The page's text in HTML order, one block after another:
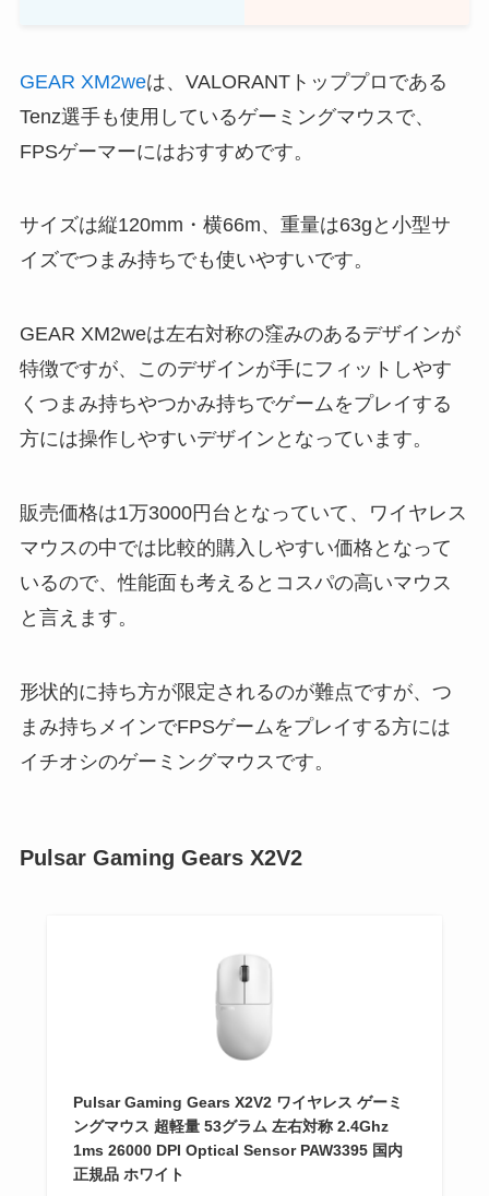
GEAR XM2weは、VALORANTトッププロである
Tenz選手も使用しているゲーミングマウスで、
FPSゲーマーにはおすすめです。
サイズは縦120mm・横66m、重量は63gと小型サ
イズでつまみ持ちでも使いやすいです。
GEAR XM2weは左右対称の窪みのあるデザインが
特徴ですが、このデザインが手にフィットしやす
くつまみ持ちやつかみ持ちでゲームをプレイする
方には操作しやすいデザインとなっています。
販売価格は1万3000円台となっていて、ワイヤレス
マウスの中では比較的購入しやすい価格となって
いるので、性能面も考えるとコスパの高いマウス
と言えます。
形状的に持ち方が限定されるのが難点ですが、つ
まみ持ちメインでFPSゲームをプレイする方には
イチオシのゲーミングマウスです。
Pulsar Gaming Gears X2V2
Pulsar Gaming Gears X2V2 ワイヤレス ゲーミ
ングマウス 超軽量 53グラム 左右対称 2.4Ghz
1ms 26000 DPI Optical Sensor PAW3395 国内
正規品 ホワイト